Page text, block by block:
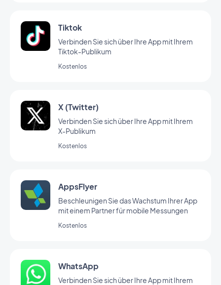
Tiktok
Verbinden Sie sich über Ihre App mit Ihrem
Tiktok-Publikum
Kostenlos
X (Twitter)
Verbinden Sie sich über Ihre App mit Ihrem
X-Publikum
Kostenlos
AppsFlyer
Beschleunigen Sie das Wachstum Ihrer App
mit einem Partner für mobile Messungen
Kostenlos
WhatsApp
Verbinden Sie sich über Ihre App mit Ihrem